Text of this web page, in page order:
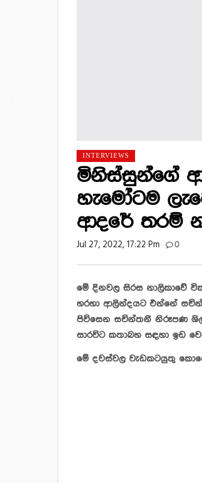
INTERVIEWS
මිනිස්සුන්ගේ
හැමෝටම
ආදරේ තරම්
Jul 27, 2022, 17:22 Pm 0
මේ දිනවල සිරස නාලිකාවේ
හරහා ආලින්දයට එන්නේ
පිවිසෙන සචින්තනී නිරූපණ
සාරවිට කතාබහ සඳහා ඉඩ
මේ දවස්වල වැඩකටයුතු